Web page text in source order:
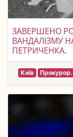
ЗАВЕРШЕНО
ВАНДАЛІЗМУ
ПЕТРИЧЕНКА.
Київ Прокурор.